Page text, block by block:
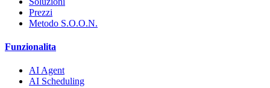
Prezzi
Metodo S.O.O.N.
Funzionalita
AI Agent
AI Scheduling